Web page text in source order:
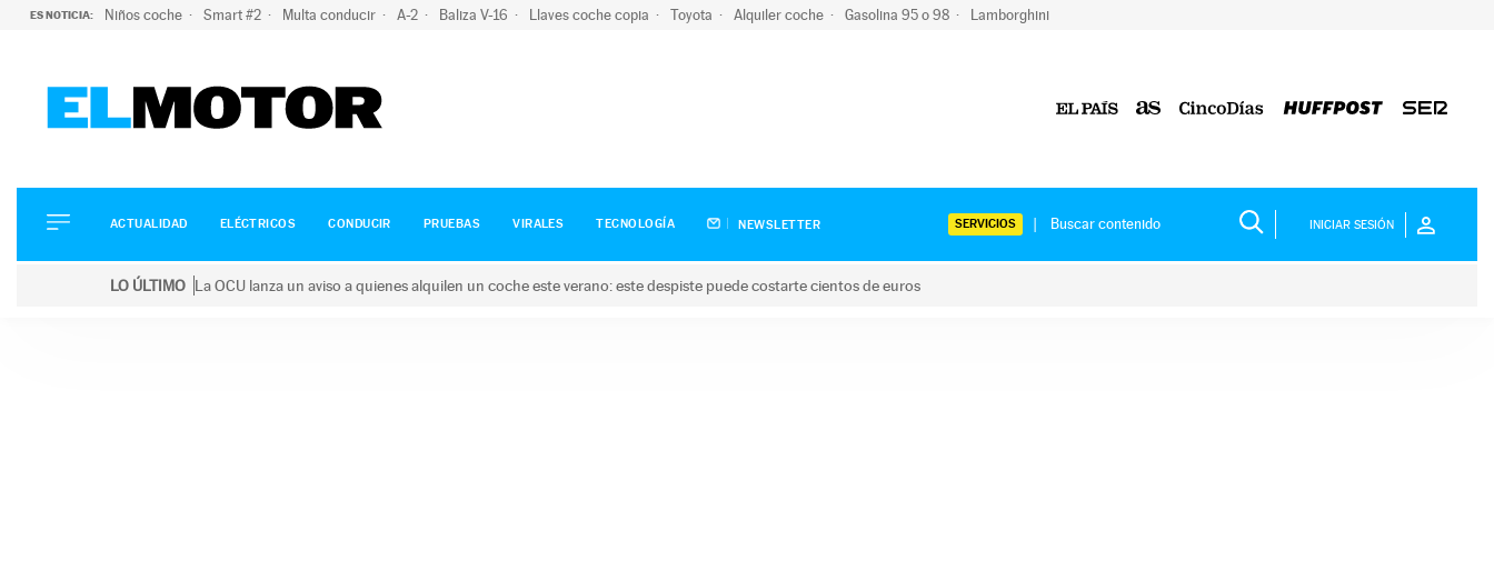
ES NOTICIA: Niños coche Smart #2 Multa conducir A-2 Baliza V-16 Llaves coche copia Toyota Alquiler coche Gasolina 95 o 98 Lamborghini
ELÉCTRICOS
CONDUCIR
ACTUALIDAD ELÉCTRICOS CONDUCIR PRUEBAS VIRALES TECNOLOGÍA NEWSLETTER SERVICIOS INICIAR SESIÓN
LO ÚLTIMO La OCU lanza un aviso a quienes alquilen un coche este verano: este despiste puede costarte cientos de euros